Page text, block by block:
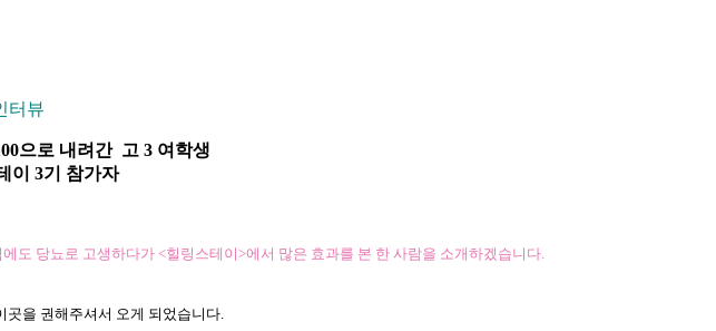
터뷰
으로 내려간 고 3 여학생
이 3기 참가자
도 당뇨로 고생하다가 <힐링스테이>에서 많은 효과를 본 한 사람을 소개하겠습니다.
곳을 권해주셔서 오게 되었습니다.